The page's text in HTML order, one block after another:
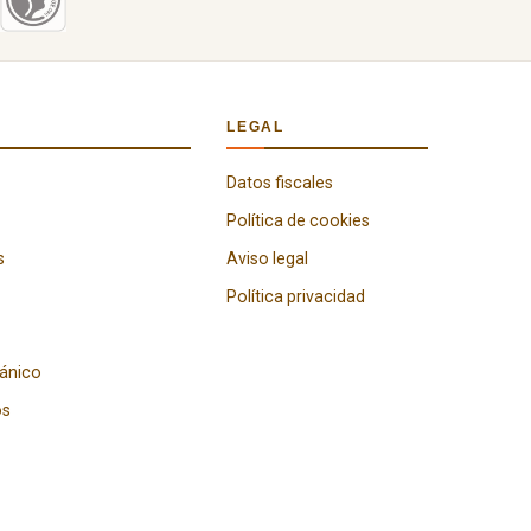
LEGAL
Datos fiscales
Política de cookies
Aviso legal
Política privacidad